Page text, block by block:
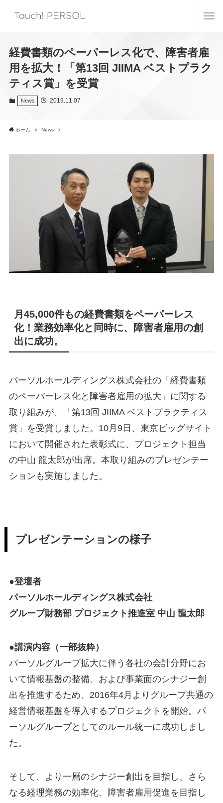
経費書類のペーパーレス化で、障害者雇
用を拡大！「第13回 JIIMA ベストプラク
ティス賞」を受賞
News 2019.11.07
ホーム News
月45,000件もの経費書類をペーパーレス
化！業務効率化と同時に、障害者雇用の創
出に成功。
パーソルホールディングス株式会社の「経費書類
のペーパーレス化と障害者雇用の拡大」に関する
取り組みが、「第13回 JIIMA ベストプラクティス
賞」を受賞しました。10月9日、東京ビッグサイト
において開催された表彰式に、プロジェクト担当
の中山 龍太郎が出席。本取り組みのプレゼンテー
ションも実施しました。
プレゼンテーションの様子
●登壇者
パーソルホールディングス株式会社
グループ財務部 プロジェクト推進室 中山 龍太郎
●講演内容（一部抜粋）
パーソルグループ拡大に伴う各社の会計分野にお
いて情報基盤の整備、および事業面のシナジー創
出を推進するため、2016年4月よりグループ共通の
経営情報基盤を導入するプロジェクトを開始。パ
ーソルグループとしてのルール統一に成功しまし
た。
そして、より一層のシナジー創出を目指し、さら
なる経理業務の効率化、障害者雇用促進を目指し